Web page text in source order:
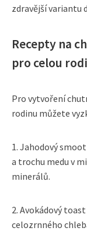
zdravější variantu
Recepty na
pro celou
Pro vytvoření
rodinu můžete
1. Jahodový
a trochu medu v
minerálů.
2. Avokádový
celozrnného